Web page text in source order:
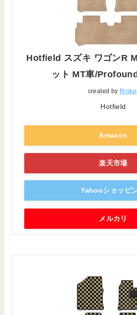
Hotfield スズキ ワゴンR
ット MT車/
created by
Hotfield
Amazon
楽天市場
Yahooショッピ
メルカリ